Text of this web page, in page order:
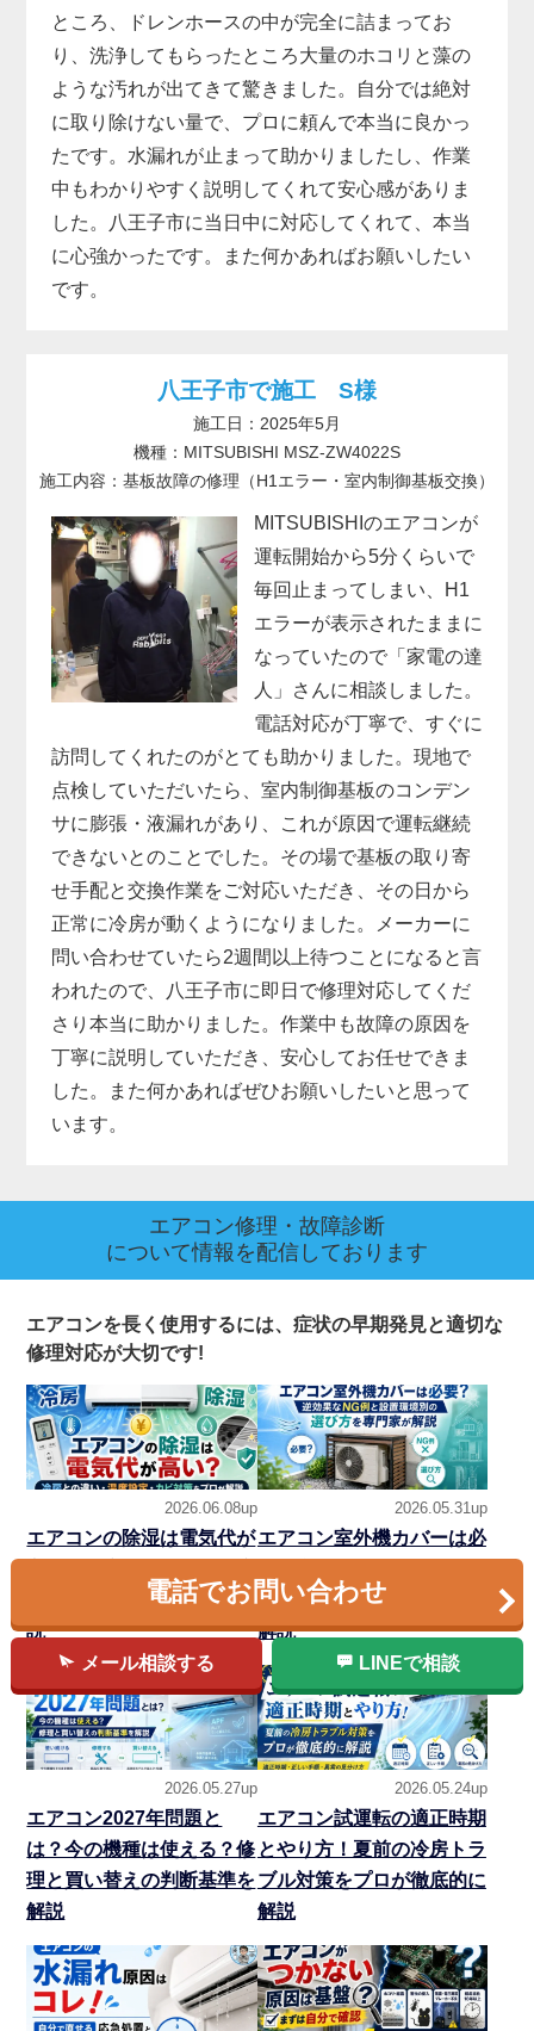
ところ、ドレンホースの中が完全に詰まってお
り、洗浄してもらったところ大量のホコリと藻の
ような汚れが出てきて驚きました。自分では絶対
に取り除けない量で、プロに頼んで本当に良かっ
たです。水漏れが止まって助かりましたし、作業
中もわかりやすく説明してくれて安心感がありま
した。八王子市に当日中に対応してくれて、本当
に心強かったです。また何かあればお願いしたい
です。
八王子市で施工 S様
施工日：2025年5月
機種：MITSUBISHI MSZ-ZW4022S
施工内容：基板故障の修理（H1エラー・室内制御基板交換）
MITSUBISHIのエアコンが
運転開始から5分くらいで
毎回止まってしまい、H1
エラーが表示されたままに
なっていたので「家電の達
人」さんに相談しました。
電話対応が丁寧で、すぐに
訪問してくれたのがとても助かりました。現地で
点検していただいたら、室内制御基板のコンデン
サに膨張・液漏れがあり、これが原因で運転継続
できないとのことでした。その場で基板の取り寄
せ手配と交換作業をご対応いただき、その日から
正常に冷房が動くようになりました。メーカーに
問い合わせていたら2週間以上待つことになると言
われたので、八王子市に即日で修理対応してくだ
さり本当に助かりました。作業中も故障の原因を
丁寧に説明していただき、安心してお任せできま
した。また何かあればぜひお願いしたいと思って
います。
エアコン修理・故障診断
について情報を配信しております
エアコンを長く使用するには、症状の早期発見と適切な
修理対応が大切です!
2026.06.08up
エアコンの除湿は電気代が
設定・カビ対策をプロが解
説
2026.05.31up
エアコン室外機カバーは必
環境別の選び方を専門家が
解説
2026.05.27up
エアコン2027年問題と
は？今の機種は使える？修
理と買い替えの判断基準を
解説
2026.05.24up
エアコン試運転の適正時期
とやり方！夏前の冷房トラ
ブル対策をプロが徹底的に
解説
電話でお問い合わせ
メール相談する LINEで相談